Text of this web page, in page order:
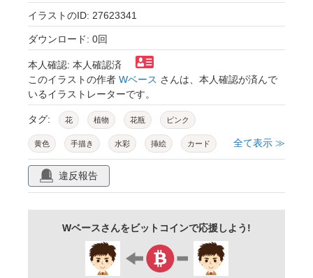
イラストのID: 27623341
ダウンロード: 0回
本人確認: 本人確認済
このイラストの作者 Wベース さんは、本人確認が済んで
いるイラストレーターです。
タグ: 花 植物 花瓶 ピンク
黄色 手描き 水彩 挿絵 カード
メッセージ はがき
全て表示 ≫
違反報告
Wベースさんをビットコインで応援しよう!